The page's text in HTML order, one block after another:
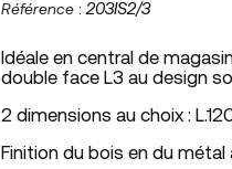
Référence :203IS2/3
Idéale en central de
double face L3 au design
2 dimensions au choix :
Finition du bois en du métal